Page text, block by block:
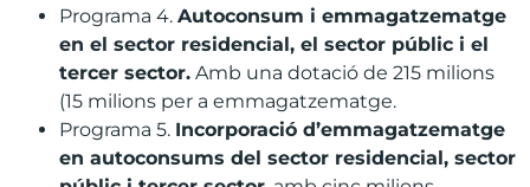
Programa 4. Autoconsum i emmagatzematge
en el sector residencial, el sector públic i el
tercer sector. Amb una dotació de 215 milions
(15 milions per a emmagatzematge.
Programa 5. Incorporació d’emmagatzematge
en autoconsums del sector residencial, sector